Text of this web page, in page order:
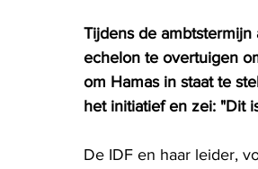
Tijdens de
echelon te overtuigen
om Hamas in staat te
het initiatief en zei: "Dit
De IDF en haar leider,